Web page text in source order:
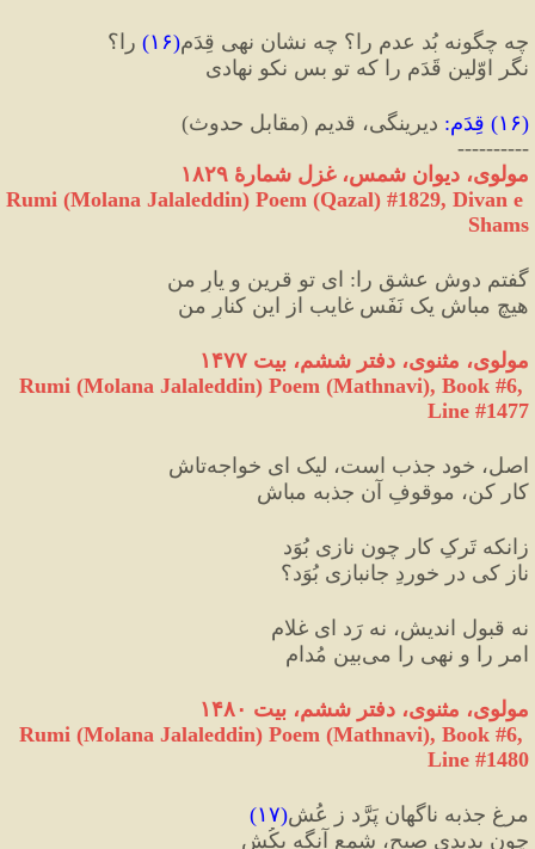
چه چگونه بُد عدم را؟ چه نشان نهی قِدَم(۱۶) را؟
نگر اوّلین قَدَم را که تو بس نکو نهادی
(۱۶) قِدَم: دیرینگی، قدیم (مقابل حدوث)
----------
مولوی، دیوان شمس، غزل شمارهٔ ۱۸۲۹
Rumi (Molana Jalaleddin) Poem (Qazal) #1829, Divan e
Shams
گفتم دوش عشق را: ای تو قرین و یارِ من
هیچ مباش یک نَفَس غایب از این کنارِ من
مولوی، مثنوی، دفتر ششم، بیت ۱۴۷۷
Rumi (Molana Jalaleddin) Poem (Mathnavi), Book #6,
Line #1477
اصل، خود جذب است، لیک ای خواجه‌تاش
کار کن، موقوفِ آن جذبه مباش
زانکه تَرکِ کار چون نازی بُوَد
ناز کی در خوردِ جانبازی بُوَد؟
نه قبول اندیش، نه رَد ای غلام
امر را و نهی را می‌بین مُدام
مولوی، مثنوی، دفتر ششم، بیت ۱۴۸۰
Rumi (Molana Jalaleddin) Poem (Mathnavi), Book #6,
Line #1480
مرغِ جذبه ناگهان پَرَّد ز عُش(۱۷)
چون بدیدی صبح، شمع آنگه بکُش